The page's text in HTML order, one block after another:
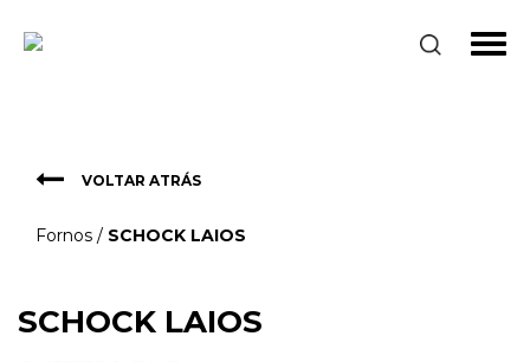
VOLTAR ATRÁS
Fornos / SCHOCK LAIOS
SCHOCK LAIOS